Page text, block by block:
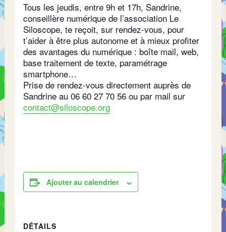
Tous les jeudis, entre 9h et 17h, Sandrine,
conseillère numérique de l’association Le
Siloscope, te reçoit, sur rendez-vous, pour
t’aider à être plus autonome et à mieux profiter
des avantages du numérique : boîte mail, web,
base traitement de texte, paramétrage
smartphone…
Prise de rendez-vous directement auprès de
Sandrine au 06 60 27 70 56 ou par mail sur
contact@siloscope.org
Ajouter au calendrier
DÉTAILS